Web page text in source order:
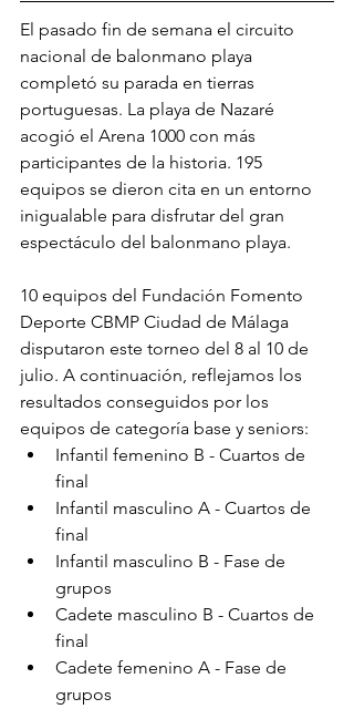
El pasado fin de semana el circuito
nacional de balonmano playa
completó su parada en tierras
portuguesas. La playa de Nazaré
acogió el Arena 1000 con más
participantes de la historia. 195
equipos se dieron cita en un entorno
inigualable para disfrutar del gran
espectáculo del balonmano playa.
10 equipos del Fundación Fomento
Deporte CBMP Ciudad de Málaga
disputaron este torneo del 8 al 10 de
julio. A continuación, reflejamos los
resultados conseguidos por los
equipos de categoría base y seniors:
Infantil femenino B - Cuartos de
final
Infantil masculino A - Cuartos de
final
Infantil masculino B - Fase de
grupos
Cadete masculino B - Cuartos de
final
Cadete femenino A - Fase de
grupos